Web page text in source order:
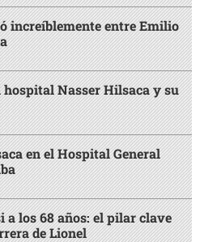
increíblemente entre Emilio
hospital Nasser Hilsaca y su
en el Hospital General
a los 68 años: el pilar clave
de Lionel